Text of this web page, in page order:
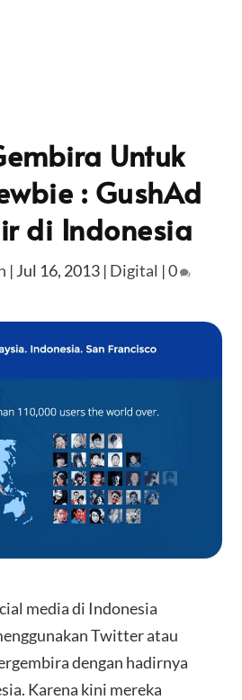
Untuk
: GushAd
di Indonesia
| Jul 16, 2013 | Digital |0
media di Indonesia
Twitter atau
dengan hadirnya
Karena kini mereka